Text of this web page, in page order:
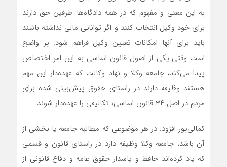
به این معنی و مفهوم که در همه دادگاه‌ها طرفین حق دارند
برای خود وکیل انتخاب کنند و اگر توانایی مالی نداشته باشند
باید برای آنها امکانات تعیین وکیل فراهم شود. پر واضح
است وقتی یکی از اصول قانون اساسی به این امر اختصاص
پیدا می‌کند، جامعه وکلا و نهاد وکالت که عهده‌دار این مهم
هستند وظیفه دارند در راستای حقوق پیش‌بینی شده برای
مردم در اصل ۳۴ قانون اساسی، تکالیفی را عهده‌دار شوند.
کمالی‌پور افزود: در هر موضوعی که مطالبه جامعه یا بخشی از
آن باشد، جامعه وکلا وظیفه دارد در راستای قانون و قسمی
که یاد کرده‌اند حافظ و پاسدار حقوق عامه و دفاع قانونی از